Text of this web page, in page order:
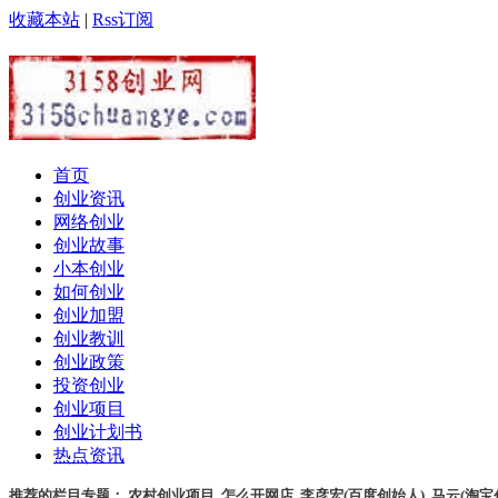
收藏本站 | Rss订阅
首页
创业资讯
网络创业
创业故事
小本创业
如何创业
创业加盟
创业教训
创业政策
投资创业
创业项目
创业计划书
热点资讯